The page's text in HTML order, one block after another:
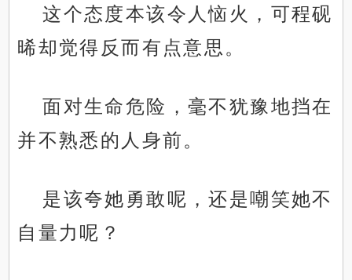
这个态度本该令人恼火，可程砚
晞却觉得反而有点意思。
面对生命危险，毫不犹豫地挡在
并不熟悉的人身前。
是该夸她勇敢呢，还是嘲笑她不
自量力呢？